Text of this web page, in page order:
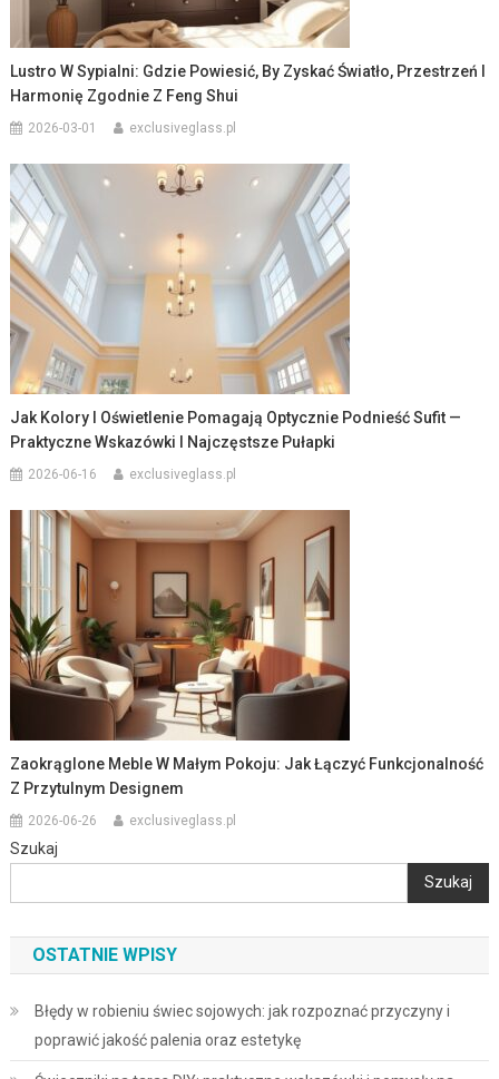
Lustro W Sypialni: Gdzie Powiesić, By Zyskać Światło, Przestrzeń I
Harmonię Zgodnie Z Feng Shui
2026-03-01 exclusiveglass.pl
Jak Kolory I Oświetlenie Pomagają Optycznie Podnieść Sufit —
Praktyczne Wskazówki I Najczęstsze Pułapki
2026-06-16 exclusiveglass.pl
Zaokrąglone Meble W Małym Pokoju: Jak Łączyć Funkcjonalność
Z Przytulnym Designem
2026-06-26 exclusiveglass.pl
Szukaj
Szukaj
OSTATNIE WPISY
Błędy w robieniu świec sojowych: jak rozpoznać przyczyny i
poprawić jakość palenia oraz estetykę